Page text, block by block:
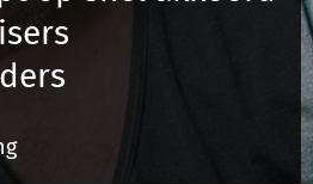
Inloggen